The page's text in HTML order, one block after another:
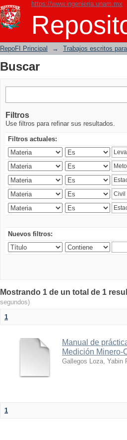
https://www.ingenieria.unam.mx
Buscar
RepoFI Principal → Trabajos escritos
Buscar
Filtros
Use filtros para refinar sus resultados.
Filtros actuales:
Nuevos filtros:
Mostrando 1 de un total de 1
segundos)
1
Manual de
Medición Minero-
Gallegos Loza, Yabin
1